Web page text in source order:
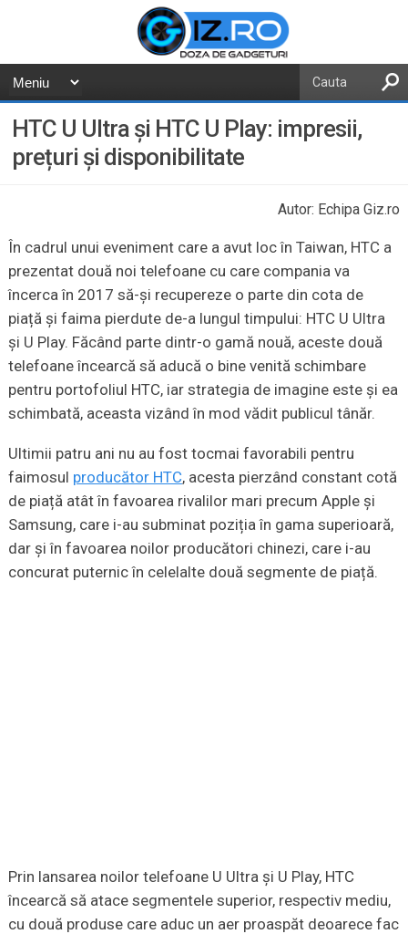
HTC U Ultra și HTC U Play: impresii,
prețuri și disponibilitate
Autor: Echipa Giz.ro
În cadrul unui eveniment care a avut loc în Taiwan, HTC a
prezentat două noi telefoane cu care compania va
încerca în 2017 să-și recupereze o parte din cota de
piață și faima pierdute de-a lungul timpului: HTC U Ultra
și U Play. Făcând parte dintr-o gamă nouă, aceste două
telefoane încearcă să aducă o bine venită schimbare
pentru portofoliul HTC, iar strategia de imagine este și ea
schimbată, aceasta vizând în mod vădit publicul tânăr.
Ultimii patru ani nu au fost tocmai favorabili pentru
faimosul producător HTC, acesta pierzând constant cotă
de piață atât în favoarea rivalilor mari precum Apple și
Samsung, care i-au subminat poziția în gama superioară,
dar și în favoarea noilor producători chinezi, care i-au
concurat puternic în celelalte două segmente de piață.
Prin lansarea noilor telefoane U Ultra și U Play, HTC
încearcă să atace segmentele superior, respectiv mediu,
cu două produse care aduc un aer proaspăt deoarece fac